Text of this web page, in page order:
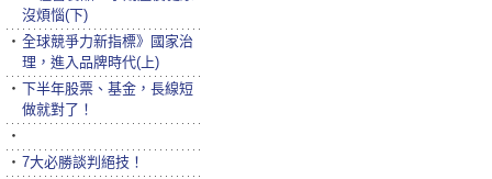
沒煩惱(下)
‧ 全球競爭力新指標》國家治
理，進入品牌時代(上)
‧ 下半年股票、基金，長線短
做就對了！
‧
‧ 7大必勝談判絕技！